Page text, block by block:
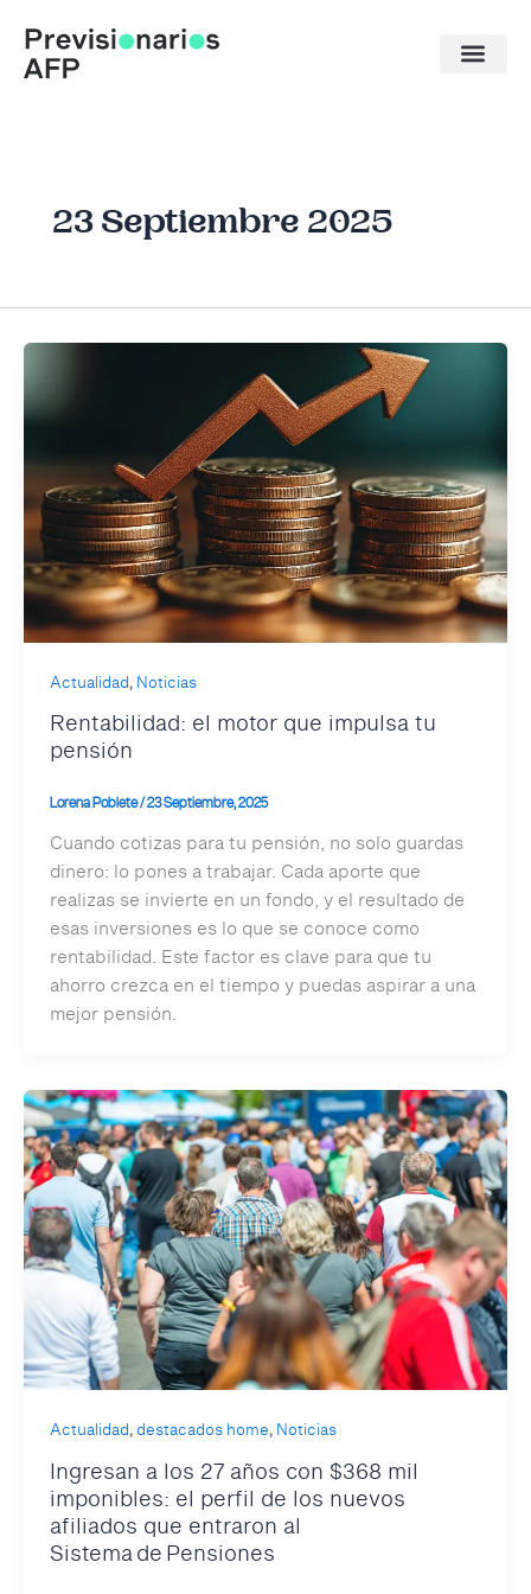
contenido
23 Septiembre 2025
Actualidad, Noticias
Rentabilidad: el motor que impulsa tu
pensión
Lorena Poblete/23 Septiembre, 2025
Cuando cotizas para tu pensión, no solo guardas
dinero: lo pones a trabajar. Cada aporte que
realizas se invierte en un fondo, y el resultado de
esas inversiones es lo que se conoce como
rentabilidad. Este factor es clave para que tu
ahorro crezca en el tiempo y puedas aspirar a una
mejor pensión.
Actualidad,destacados home, Noticias
Ingresan a los 27 años con $368 mil
imponibles: el perfil de los nuevos
afiliados que entraron al
Sistema de Pensiones